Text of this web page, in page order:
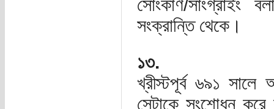
সোংকার্ণ/সাংগ্রাইং
সংক্রান্তি থেকে।
১৩.
খ্রীস্টপূর্ব ৬৯১
সেটাকে সংশোধন করে